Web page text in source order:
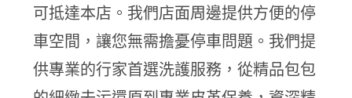
可抵達本店。我們店面周邊提供方便的停
車空間，讓您無需擔憂停車問題。我們提
供專業的行家首選洗護服務，從精品包包